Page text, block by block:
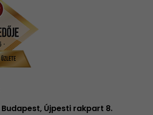
Budapest, Újpesti rakpart 8.